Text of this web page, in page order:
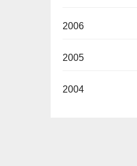
2006
2005
2004